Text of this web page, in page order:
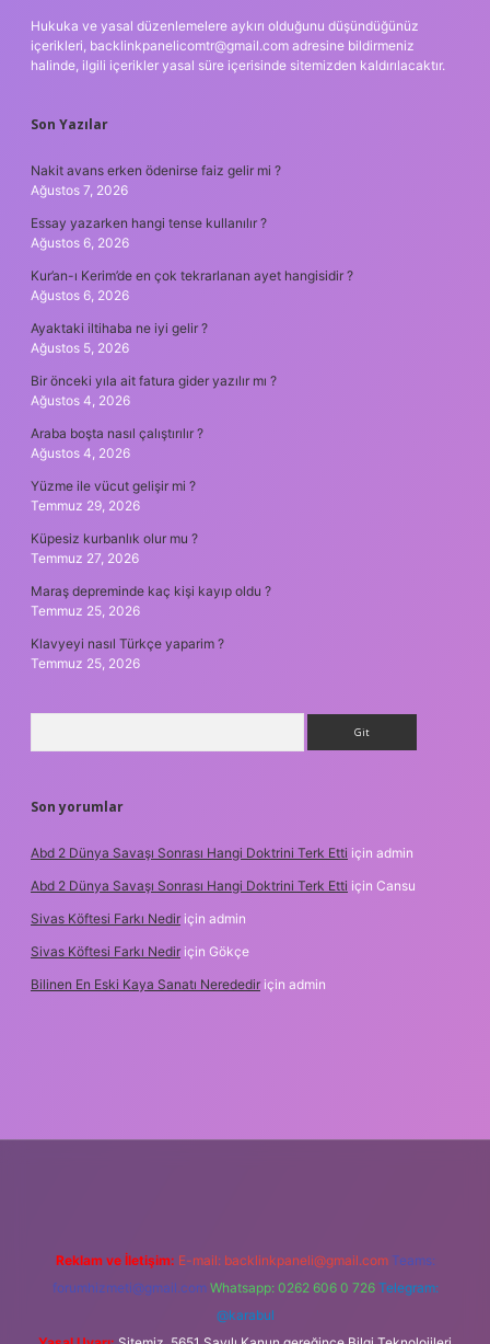
Hukuka ve yasal düzenlemelere aykırı olduğunu düşündüğünüz
içerikleri, backlinkpanelicomtr@gmail.com adresine bildirmeniz
halinde, ilgili içerikler yasal süre içerisinde sitemizden kaldırılacaktır.
Son Yazılar
Nakit avans erken ödenirse faiz gelir mi ?
Ağustos 7, 2026
Essay yazarken hangi tense kullanılır ?
Ağustos 6, 2026
Kur’an-ı Kerim’de en çok tekrarlanan ayet hangisidir ?
Ağustos 6, 2026
Ayaktaki iltihaba ne iyi gelir ?
Ağustos 5, 2026
Bir önceki yıla ait fatura gider yazılır mı ?
Ağustos 4, 2026
Araba boşta nasıl çalıştırılır ?
Ağustos 4, 2026
Yüzme ile vücut gelişir mi ?
Temmuz 29, 2026
Küpesiz kurbanlık olur mu ?
Temmuz 27, 2026
Maraş depreminde kaç kişi kayıp oldu ?
Temmuz 25, 2026
Klavyeyi nasıl Türkçe yaparim ?
Temmuz 25, 2026
Son yorumlar
Abd 2 Dünya Savaşı Sonrası Hangi Doktrini Terk Etti için admin
Abd 2 Dünya Savaşı Sonrası Hangi Doktrini Terk Etti için Cansu
Sivas Köftesi Farkı Nedir için admin
Sivas Köftesi Farkı Nedir için Gökçe
Bilinen En Eski Kaya Sanatı Nerededir için admin
Reklam ve İletişim: E-mail: backlinkpaneli@gmail.com Teams:
forumhizmeti@gmail.com Whatsapp: 0262 606 0 726 Telegram:
@karabul